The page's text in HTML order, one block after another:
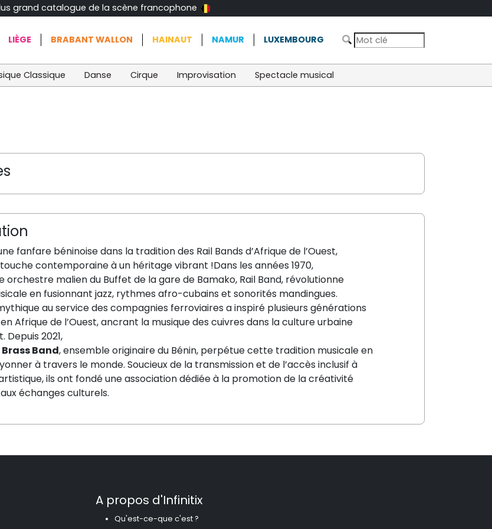
grand catalogue de la scène francophone
LIÈGE BRABANT WALLON HAINAUT NAMUR LUXEMBOURG
Classique Danse Cirque Improvisation Spectacle musical
fanfare béninoise dans la tradition des Rail Bands d’Afrique de l’Ouest,
contemporaine à un héritage vibrant !Dans les années 1970,
orchestre malien du Buffet de la gare de Bamako, Rail Band, révolutionne
en fusionnant jazz, rythmes afro-cubains et sonorités mandingues.
au service des compagnies ferroviaires a inspiré plusieurs générations
Afrique de l’Ouest, ancrant la musique des cuivres dans la culture urbaine
Depuis 2021,
Band, ensemble originaire du Bénin, perpétue cette tradition musicale en
à travers le monde. Soucieux de la transmission et de l’accès inclusif à
ils ont fondé une association dédiée à la promotion de la créativité
échanges culturels.
A propos d'Infinitix
Qu'est-ce-que c'est ?